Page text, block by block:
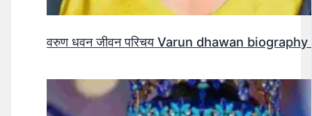
वरुण धवन जीवन परिचय Varun dhawan